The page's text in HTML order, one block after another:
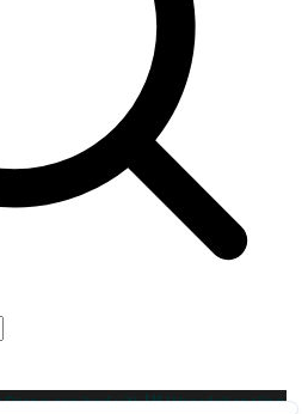
Breng een bod uit! Waardebepaling